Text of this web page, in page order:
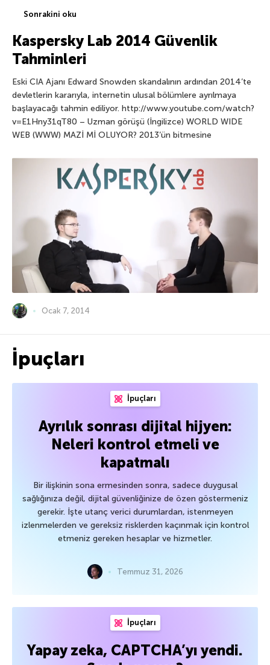
Sonrakini oku
Kaspersky Lab 2014 Güvenlik
Tahminleri
Eski CIA Ajanı Edward Snowden skandalının ardından 2014’te
devletlerin kararıyla, internetin ulusal bölümlere ayrılmaya
başlayacağı tahmin ediliyor. http://www.youtube.com/watch?
v=E1Hny31qT80 – Uzman görüşü (İngilizce) WORLD WIDE
WEB (WWW) MAZİ Mİ OLUYOR? 2013’ün bitmesine
Ocak 7, 2014
İpuçları
İpuçları
Ayrılık sonrası dijital hijyen:
Neleri kontrol etmeli ve
kapatmalı
Bir ilişkinin sona ermesinden sonra, sadece duygusal
sağlığınıza değil, dijital güvenliğinize de özen göstermeniz
gerekir. İşte utanç verici durumlardan, istenmeyen
izlenmelerden ve gereksiz risklerden kaçınmak için kontrol
etmeniz gereken hesaplar ve hizmetler.
Temmuz 31, 2026
İpuçları
Yapay zeka, CAPTCHA’yı yendi.